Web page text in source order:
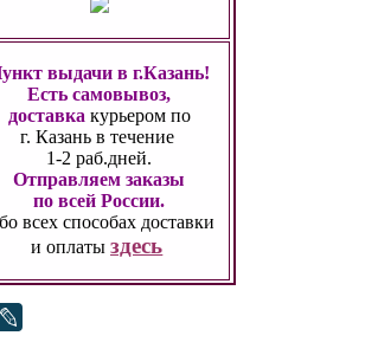
выдачи в г.Казань!
Есть самовывоз,
доставка курьером по
г. Казань в течение
1-2 раб.дней.
Отправляем заказы
по всей России.
всех способах доставки
и оплатыздесь